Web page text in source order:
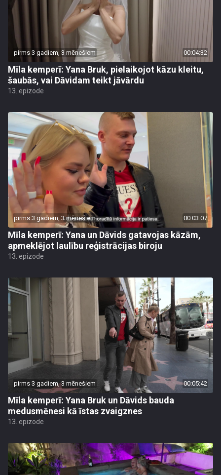
pirms 3 gadiem, 3 mēnešiem 00:04:32
Mīla kemperī: Yana Bruk, pielaikojot kāzu kleitu,
šaubās, vai Dāvidam teikt jāvārdu
13. epizode
pirms 3 gadiem, 3 mēnešiem 00:03:07
Mīla kemperī: Yana un Dāvids gatavojas kāzām,
apmeklējot laulību reģistrācijas biroju
13. epizode
pirms 3 gadiem, 3 mēnešiem 00:05:42
Mīla kemperī: Yana Bruk un Dāvids bauda
medusmēnesi kā īstas zvaigznes
13. epizode